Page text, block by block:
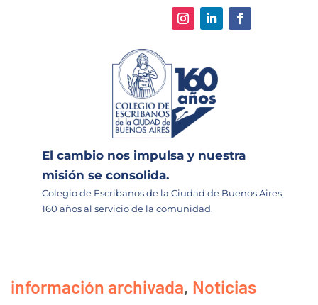
El cambio nos impulsa y nuestra
misión se consolida.
Colegio de Escribanos de la Ciudad de Buenos Aires,
160 años al servicio de la comunidad.
información archivada, Noticias